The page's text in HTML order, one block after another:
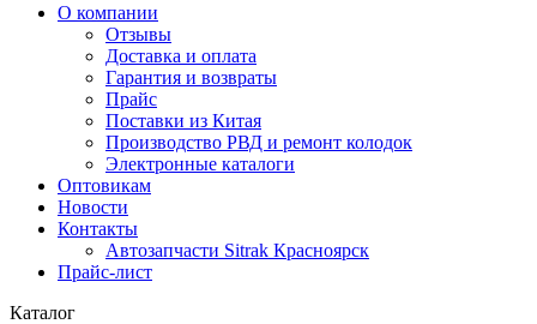
О компании
Отзывы
Доставка и оплата
Гарантия и возвраты
Прайс
Поставки из Китая
Производство РВД и ремонт колодок
Электронные каталоги
Оптовикам
Новости
Контакты
Автозапчасти Sitrak Красноярск
Прайс-лист
Каталог